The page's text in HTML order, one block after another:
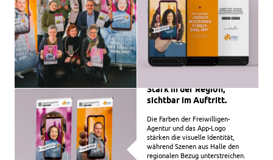
Stark in der Region,
sichtbar im Auftritt.
Die Farben der Freiwilligen-
Agentur und das App-Logo
stärken die visuelle Identität,
während Szenen aus Halle den
regionalen Bezug unterstreichen.